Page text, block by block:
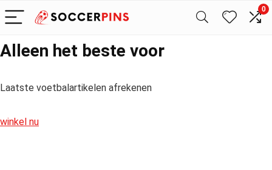
0
Alleen het beste voor
Laatste voetbalartikelen afrekenen
winkel nu